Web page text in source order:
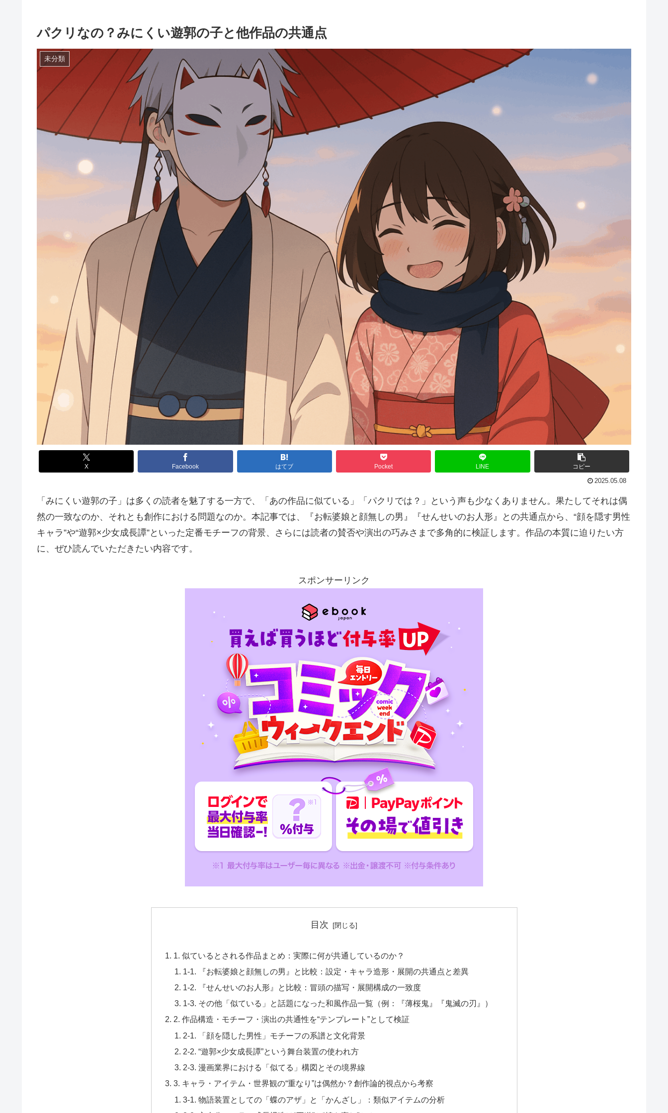
パクリなの？みにくい遊郭の子と他作品の共通点
未分類
X Facebook はてブ Pocket LINE コピー
2025.05.08
「みにくい遊郭の子」は多くの読者を魅了する一方で、「あの作品に似ている」「パクリでは？」という声も少なくありません。果たしてそれは偶
然の一致なのか、それとも創作における問題なのか。本記事では、『お転婆娘と顔無しの男』『せんせいのお人形』との共通点から、“顔を隠す男性
キャラ”や“遊郭×少女成長譚”といった定番モチーフの背景、さらには読者の賛否や演出の巧みさまで多角的に検証します。作品の本質に迫りたい方
に、ぜひ読んでいただきたい内容です。
スポンサーリンク
目次
1. 似ているとされる作品まとめ：実際に何が共通しているのか？
1-1. 『お転婆娘と顔無しの男』と比較：設定・キャラ造形・展開の共通点と差異
1-2. 『せんせいのお人形』と比較：冒頭の描写・展開構成の一致度
1-3. その他「似ている」と話題になった和風作品一覧（例：『薄桜鬼』『鬼滅の刃』）
2. 作品構造・モチーフ・演出の共通性を“テンプレート”として検証
2-1. 「顔を隠した男性」モチーフの系譜と文化背景
2-2. “遊郭×少女成長譚”という舞台装置の使われ方
2-3. 漫画業界における「似てる」構図とその境界線
3. キャラ・アイテム・世界観の“重なり”は偶然か？創作論的視点から考察
3-1. 物語装置としての「蝶のアザ」と「かんざし」：類似アイテムの分析